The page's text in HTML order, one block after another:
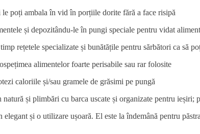
poți ambala în vid în porțiile dorite fără a face risipă
și depozitându-le în pungi speciale pentru vidat
rețetele specializate și bunătățile pentru sărbători ca să
alimentelor foarte perisabile sau rar folosite
caloriile și/sau gramele de grăsimi pe pungă
și plimbări cu barca uscate și organizate pentru
și o utilizare ușoară. El este la îndemână pentru